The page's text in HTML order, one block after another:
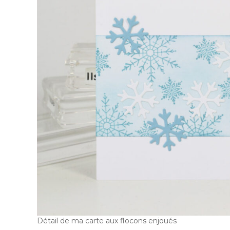
Détail de ma carte aux flocons enjoués